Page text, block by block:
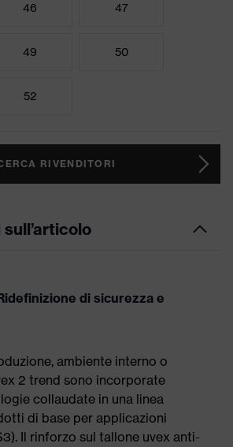
46 47
49 50
52
RIVENDITORI
di sicurezza e
ambiente interno o
2 trend sono incorporate
collaudate in una linea
di base per applicazioni
Il rinforzo sul tallone uvex anti-